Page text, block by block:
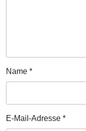
Name *
E-Mail-Adresse *